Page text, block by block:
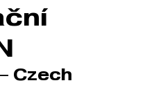
Czech